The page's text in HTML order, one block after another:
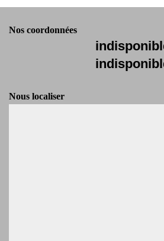
Nos coordonnées
Nous localiser